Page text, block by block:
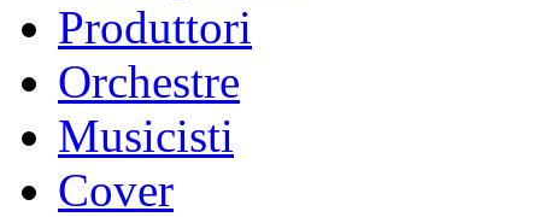
Produttori
Orchestre
Musicisti
Cover